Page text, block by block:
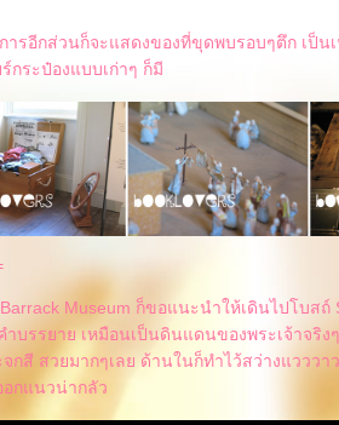
ารอีกส่วนก็จะแสดงของที่ขุดพบรอบๆตึก เป็น
กระป๋องแบบเก่าๆ ก็มี
Museum ก็ขอแนะนำให้เดินไปโบส
บรรยาย เหมือนเป็นดินแดนของพระเจ้าจริ
จกสี สวยมากๆเลย ด้านในก็ทำไว้สว่างแววว
กแนวน่ากลัว